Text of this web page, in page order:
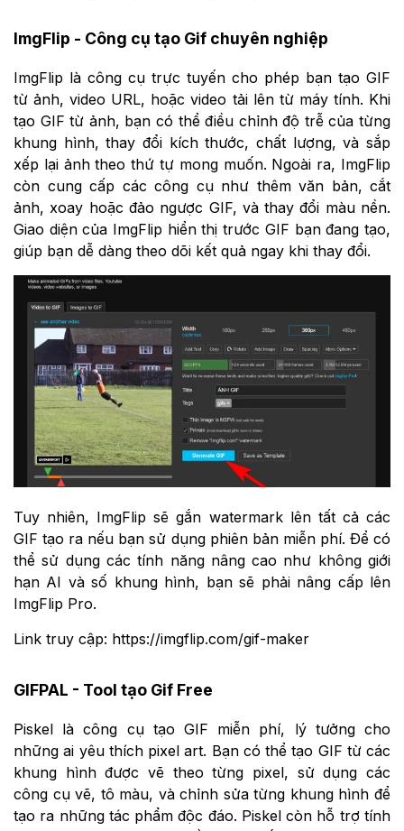
ImgFlip - Công cụ tạo Gif chuyên nghiệp
ImgFlip là công cụ trực tuyến cho phép bạn tạo GIF
từ ảnh, video URL, hoặc video tải lên từ máy tính. Khi
tạo GIF từ ảnh, bạn có thể điều chỉnh độ trễ của từng
khung hình, thay đổi kích thước, chất lượng, và sắp
xếp lại ảnh theo thứ tự mong muốn. Ngoài ra, ImgFlip
còn cung cấp các công cụ như thêm văn bản, cắt
ảnh, xoay hoặc đảo ngược GIF, và thay đổi màu nền.
Giao diện của ImgFlip hiển thị trước GIF bạn đang tạo,
giúp bạn dễ dàng theo dõi kết quả ngay khi thay đổi.
Tuy nhiên, ImgFlip sẽ gắn watermark lên tất cả các
GIF tạo ra nếu bạn sử dụng phiên bản miễn phí. Để có
thể sử dụng các tính năng nâng cao như không giới
hạn AI và số khung hình, bạn sẽ phải nâng cấp lên
ImgFlip Pro.
Link truy cập: https://imgflip.com/gif-maker
GIFPAL - Tool tạo Gif Free
Piskel là công cụ tạo GIF miễn phí, lý tưởng cho
những ai yêu thích pixel art. Bạn có thể tạo GIF từ các
khung hình được vẽ theo từng pixel, sử dụng các
công cụ vẽ, tô màu, và chỉnh sửa từng khung hình để
tạo ra những tác phẩm độc đáo. Piskel còn hỗ trợ tính